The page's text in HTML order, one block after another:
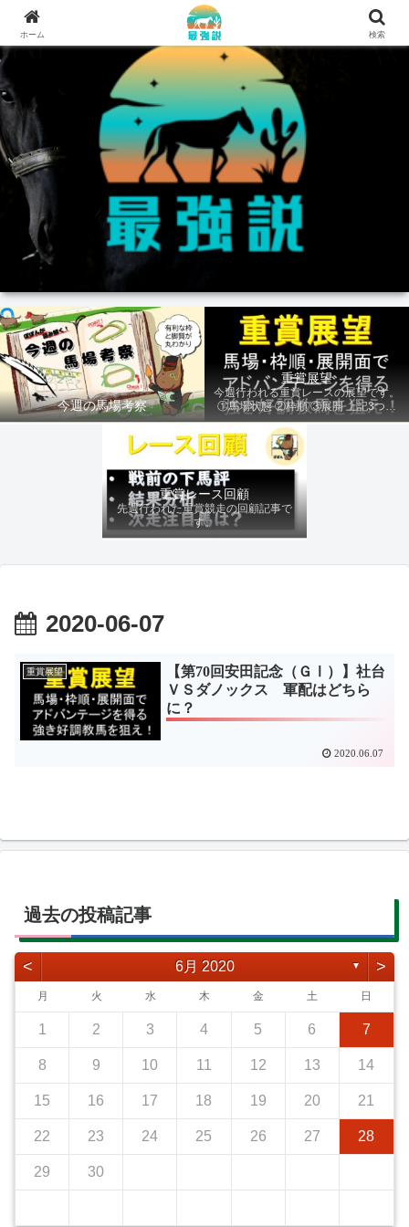
今週の馬場考察
重賞展望
今週行われる重賞レースの展望です。
①馬場状態 ②枠順 ③展開 上記3つの
ファクターから有利にレースを運べる
馬を導き、追い切りの動きを加味して
最終評価を下します。
重賞レース回顧
先週行われた重賞競走の回顧記事で
す。
2020-06-07
重賞展望
【第70回安田記念（ＧⅠ）】社台
ＶＳダノックス 軍配はどちら
に？
2020.06.07
過去の投稿記事
< 6月 2020 ▼ >
月 火 水 木 金 土 日
1 2 3 4 5 6 7
8 9 10 11 12 13 14
15 16 17 18 19 20 21
22 23 24 25 26 27 28
29 30
ホーム 検索